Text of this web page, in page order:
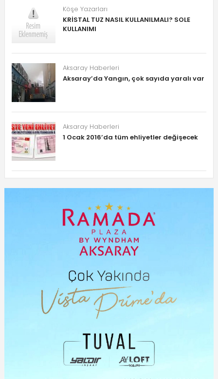
Köşe Yazarları
KRİSTAL TUZ NASIL KULLANILMALI? SOLE
KULLANIMI
Aksaray Haberleri
Aksaray’da Yangın, çok sayıda yaralı var
Aksaray Haberleri
1 Ocak 2016’da tüm ehliyetler değişecek